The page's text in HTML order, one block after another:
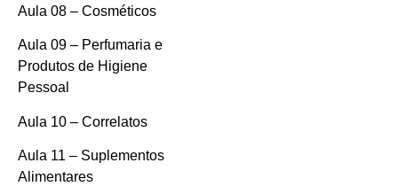
Aula 08 – Cosméticos
Aula 09 – Perfumaria e
Produtos de Higiene
Pessoal
Aula 10 – Correlatos
Aula 11 – Suplementos
Alimentares